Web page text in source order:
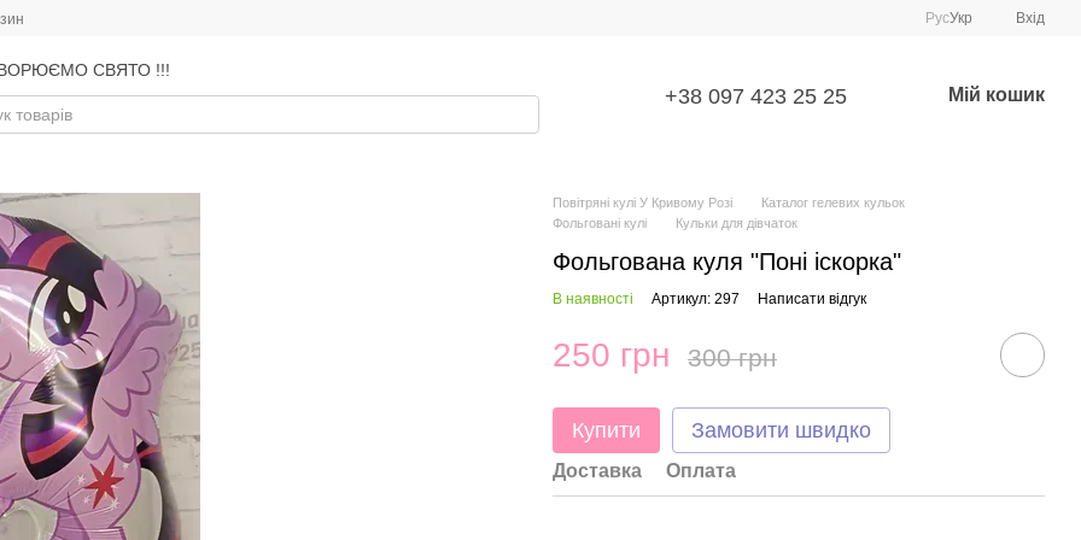
РусУкр Вхід
СВЯТО !!!
+38 097 423 25 25 Мій кошик
Повітряні кулі У Кривому Розі
Каталог гелевих кульок
Фольговані кулі
Кульки для дівчаток
Фольгована куля "Поні іскорка"
В наявності Артикул: 297 Написати відгук
250 грн 300 грн
Купити Замовити швидко
Доставка Оплата